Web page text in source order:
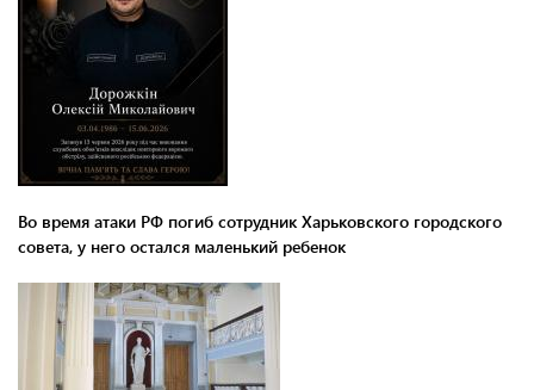
Во время атаки РФ погиб сотрудник Харьковского городского
совета, у него остался маленький ребенок